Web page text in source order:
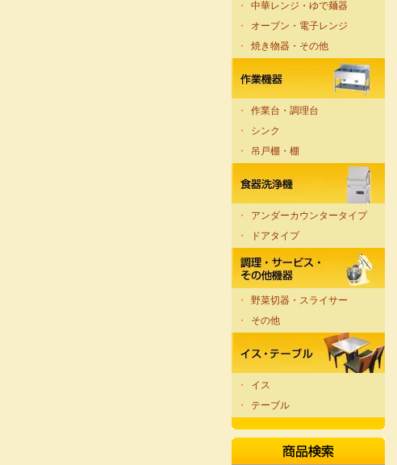
・
中華レンジ・ゆで麺器
・
オーブン・電子レンジ
・
焼き物器・その他
・
作業台・調理台
・
シンク
・
吊戸棚・棚
・
アンダーカウンタータイプ
・
ドアタイプ
・
野菜切器・スライサー
・
その他
・
イス
・
テーブル